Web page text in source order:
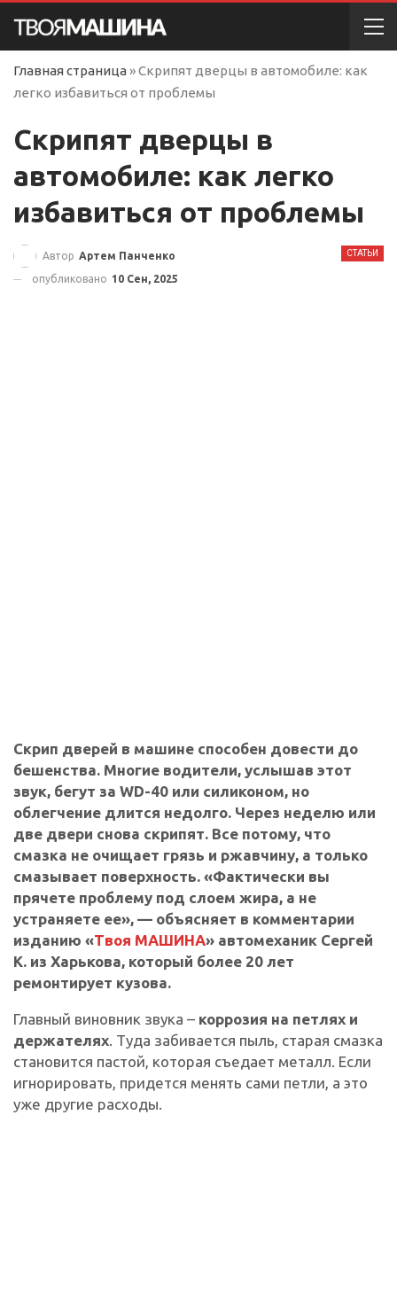
Главная страница »Скрипят дверцы в автомобиле: как
легко избавиться от проблемы
Скрипят дверцы в
автомобиле: как легко
избавиться от проблемы
СТАТЬИ
Автор Артем Панченко
опубликовано 10 Сен, 2025
Скрип дверей в машине способен довести до
бешенства. Многие водители, услышав этот
звук, бегут за WD-40 или силиконом, но
облегчение длится недолго. Через неделю или
две двери снова скрипят. Все потому, что
смазка не очищает грязь и ржавчину, а только
смазывает поверхность. «Фактически вы
прячете проблему под слоем жира, а не
устраняете ее», — объясняет в комментарии
изданию «Твоя МАШИНА» автомеханик Сергей
К. из Харькова, который более 20 лет
ремонтирует кузова.
Главный виновник звука – коррозия на петлях и
держателях. Туда забивается пыль, старая смазка
становится пастой, которая съедает металл. Если
игнорировать, придется менять сами петли, а это
уже другие расходы.